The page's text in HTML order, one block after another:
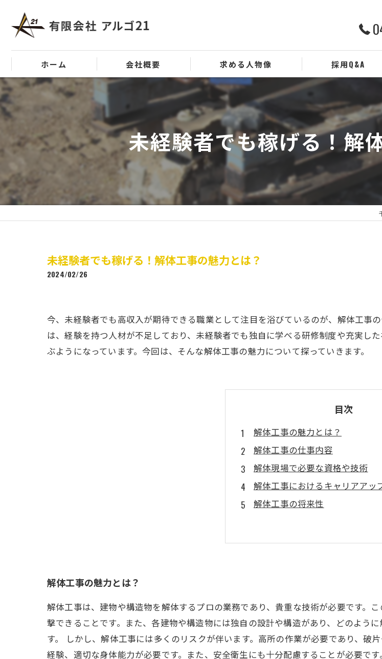
ホーム 会社概要
ビジョン
事業案内
求める人物像 採用Q&A
未経験者でも稼げる！解
未経験者でも稼げる！解体工事の魅力とは？
2024/02/26
今、未経験者でも高収入が期待できる職業として注目を浴びているのが、解体工事
は、経験を持つ人材が不足しており、未経験者でも独自に学べる研修制度や充実し
ぶようになっています。今回は、そんな解体工事の魅力について探っていきます。
目次
解体工事の魅力とは？
解体工事の仕事内容
解体現場で必要な資格や技術
解体工事におけるキャリアアッ
解体工事の将来性
解体工事の魅力とは？
解体工事は、建物や構造物を解体するプロの業務であり、貴重な技術が必要です。
撃できることです。また、各建物や構造物には独自の設計や構造があり、どのよう
す。 しかし、解体工事には多くのリスクが伴います。高所の作業が必要であり、破
経験、適切な身体能力が必要です。また、安全衛生にも十分配慮することが必要で